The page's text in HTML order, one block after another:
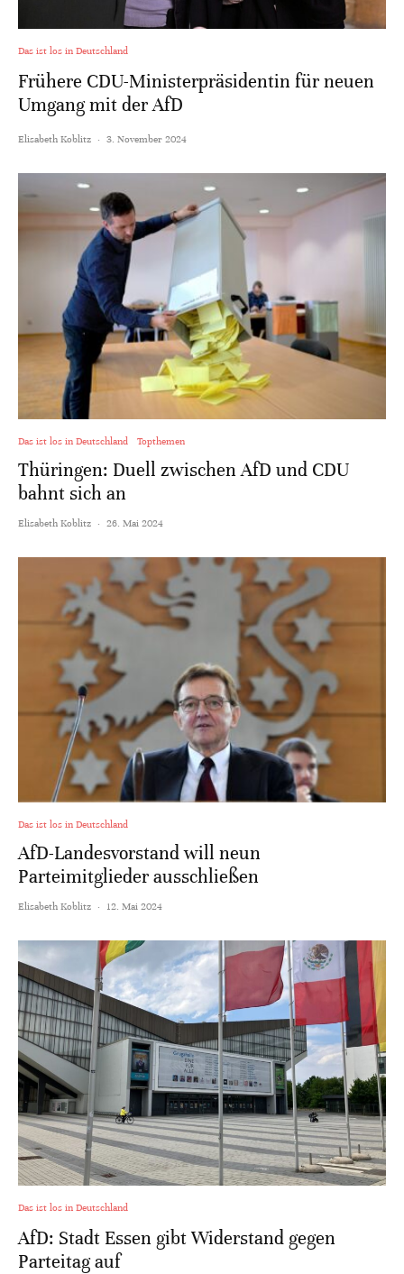
Das ist los in Deutschland
Frühere CDU-Ministerpräsidentin für neuen
Umgang mit der AfD
Elisabeth Koblitz · 3. November 2024
Das ist los in Deutschland Topthemen
Thüringen: Duell zwischen AfD und CDU
bahnt sich an
Elisabeth Koblitz · 26. Mai 2024
Das ist los in Deutschland
AfD-Landesvorstand will neun
Parteimitglieder ausschließen
Elisabeth Koblitz · 12. Mai 2024
Das ist los in Deutschland
AfD: Stadt Essen gibt Widerstand gegen
Parteitag auf